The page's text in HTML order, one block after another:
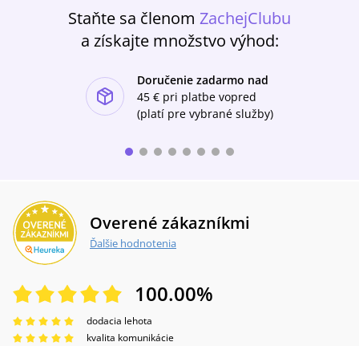
Staňte sa členom ZachejClubu
a získajte množstvo výhod:
Doručenie zadarmo nad
45 € pri platbe vopred
(platí pre vybrané služby)
Overené zákazníkmi
Ďalšie hodnotenia
100.00%
dodacia lehota
kvalita komunikácie